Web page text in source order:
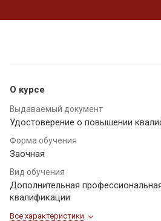
О курсе
Выдаваемый документ
Удостоверение о повышении
Форма обучения
Заочная
Вид обучения
Дополнительная
квалификации
Все характеристики